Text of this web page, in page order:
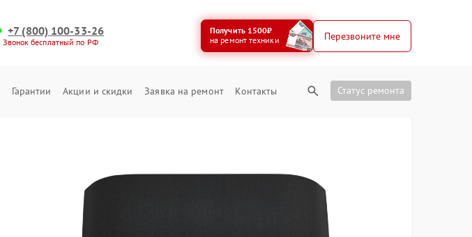
+7 (800) 100-33-26
Звонок бесплатный по РФ
Получить 1500₽
на ремонт техники
Перезвоните мне
Гарантии Акции и скидки Заявка на ремонт Контакты Статус ремонта